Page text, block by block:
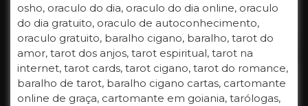
osho, oraculo do dia, oraculo do dia online, oraculo
do dia gratuito, oraculo de autoconhecimento,
oraculo gratuito, baralho cigano, baralho, tarot do
amor, tarot dos anjos, tarot espiritual, tarot na
internet, tarot cards, tarot cigano, tarot do romance,
baralho de tarot, baralho cigano cartas, cartomante
online de graça, cartomante em goiania, tarólogas,